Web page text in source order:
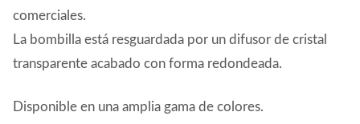
comerciales.
La bombilla está resguardada por un difusor de cristal
transparente acabado con forma redondeada.
Disponible en una amplia gama de colores.